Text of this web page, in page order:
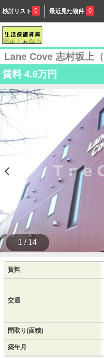
検討リスト 0 最近見た物件 0
Lane Cove 志村坂上（
賃料 4.6万円
1 / 14
賃料
交通
間取り(面積)
築年月